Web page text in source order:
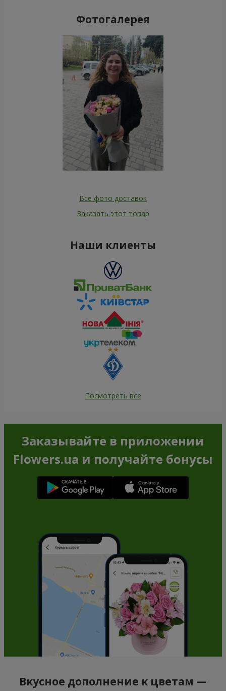
Фотогалерея
Все фото доставок
Заказать этот товар
Наши клиенты
Посмотреть все
Заказывайте в приложении
Flowers.ua и получайте бонусы
Вкусное дополнение к цветам —